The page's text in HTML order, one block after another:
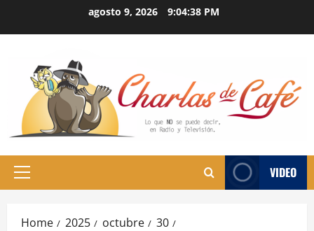
agosto 9, 2026 9:04:39 PM
Primary
VIDEO
Home 2025 octubre
30